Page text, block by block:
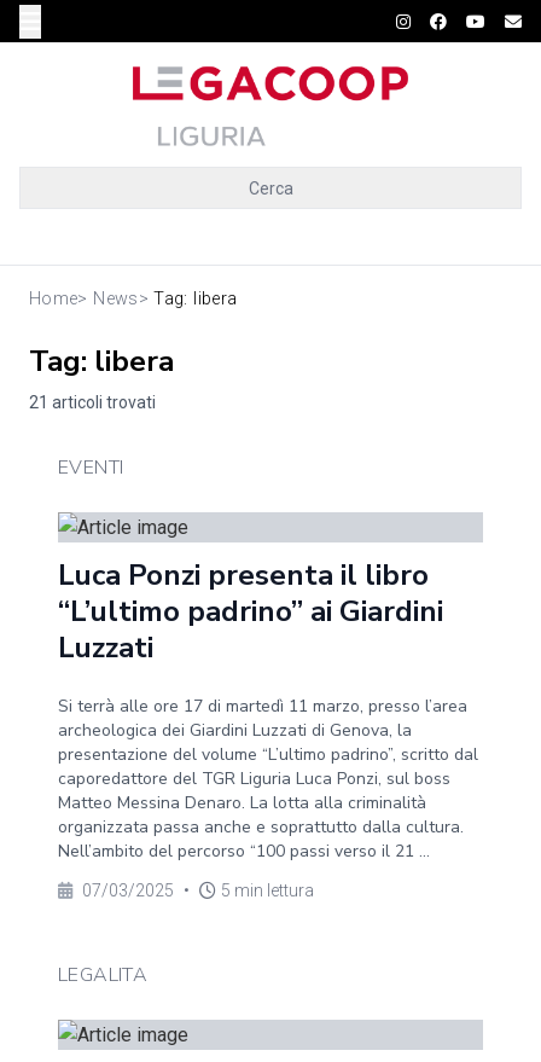
Cerca
Home> News> Tag: libera
Tag: libera
21 articoli trovati
EVENTI
Luca Ponzi presenta il libro
“L’ultimo padrino” ai Giardini
Luzzati
Si terrà alle ore 17 di martedì 11 marzo, presso l’area
archeologica dei Giardini Luzzati di Genova, la
presentazione del volume “L’ultimo padrino”, scritto dal
caporedattore del TGR Liguria Luca Ponzi, sul boss
Matteo Messina Denaro. La lotta alla criminalità
organizzata passa anche e soprattutto dalla cultura.
Nell’ambito del percorso “100 passi verso il 21 ...
07/03/2025 • 5 min lettura
LEGALITA